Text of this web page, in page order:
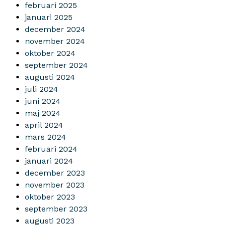
februari 2025
januari 2025
december 2024
november 2024
oktober 2024
september 2024
augusti 2024
juli 2024
juni 2024
maj 2024
april 2024
mars 2024
februari 2024
januari 2024
december 2023
november 2023
oktober 2023
september 2023
augusti 2023